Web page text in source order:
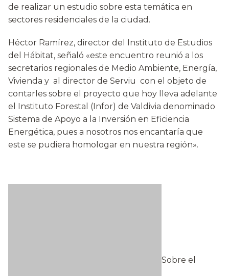
de realizar un estudio sobre esta temática en
sectores residenciales de la ciudad.
Héctor Ramírez, director del Instituto de Estudios
del Hábitat, señaló «este encuentro reunió a los
secretarios regionales de Medio Ambiente, Energía,
Vivienda y al director de Serviu con el objeto de
contarles sobre el proyecto que hoy lleva adelante
el Instituto Forestal (Infor) de Valdivia denominado
Sistema de Apoyo a la Inversión en Eficiencia
Energética, pues a nosotros nos encantaría que
este se pudiera homologar en nuestra región».
Sobre el